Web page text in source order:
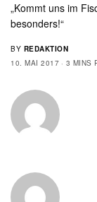
„Kommt uns im
besonders!“
BY REDAKTION
10. MAI 2017
3 MINS